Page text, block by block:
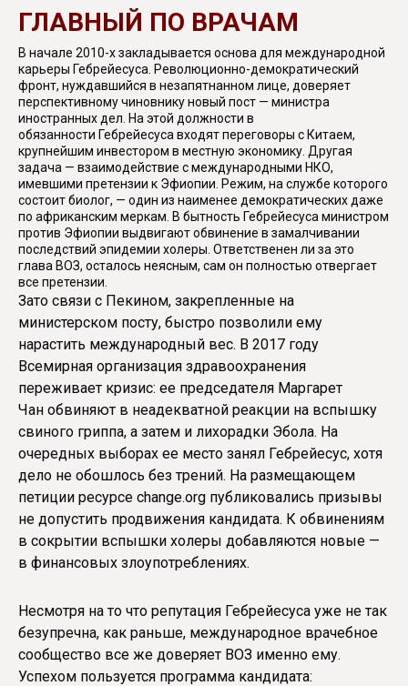
ГЛАВНЫЙ ПО ВРАЧАМ
В начале 2010-х закладывается основа для международной
карьеры Гебрейесуса. Революционно-демократический
фронт, нуждавшийся в незапятнанном лице, доверяет
перспективному чиновнику новый пост — министра
иностранных дел. На этой должности в
обязанности Гебрейесуса входят переговоры с Китаем,
крупнейшим инвестором в местную экономику. Другая
задача — взаимодействие с международными НКО,
имевшими претензии к Эфиопии. Режим, на службе которого
состоит биолог, — один из наименее демократических даже
по африканским меркам. В бытность Гебрейесуса министром
против Эфиопии выдвигают обвинение в замалчивании
последствий эпидемии холеры. Ответственен ли за это
глава ВОЗ, осталось неясным, сам он полностью отвергает
все претензии.
Зато связи с Пекином, закрепленные на
министерском посту, быстро позволили ему
нарастить международный вес. В 2017 году
Всемирная организация здравоохранения
переживает кризис: ее председателя Маргарет
Чан обвиняют в неадекватной реакции на вспышку
свиного гриппа, а затем и лихорадки Эбола. На
очередных выборах ее место занял Гебрейесус, хотя
дело не обошлось без трений. На размещающем
петиции ресурсе change.org публиковались призывы
не допустить продвижения кандидата. К обвинениям
в сокрытии вспышки холеры добавляются новые —
в финансовых злоупотреблениях.
Несмотря на то что репутация Гебрейесуса уже не так
безупречна, как раньше, международное врачебное
сообщество все же доверяет ВОЗ именно ему.
Успехом пользуется программа кандидата: